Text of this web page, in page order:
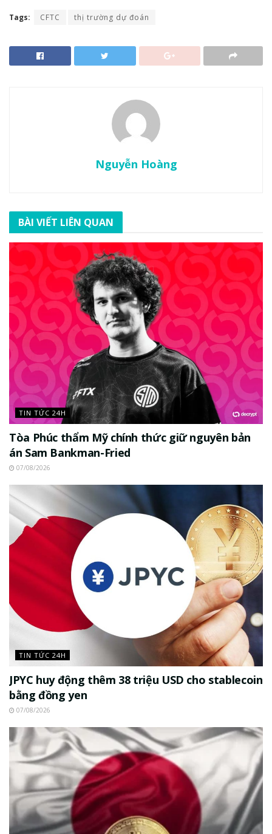
Tags: CFTC thị trường dự đoán
Nguyễn Hoàng
BÀI VIẾT LIÊN QUAN
TIN TỨC 24H
Tòa Phúc thẩm Mỹ chính thức giữ nguyên bản
án Sam Bankman-Fried
07/08/2026
TIN TỨC 24H
JPYC huy động thêm 38 triệu USD cho stablecoin
bằng đồng yen
07/08/2026